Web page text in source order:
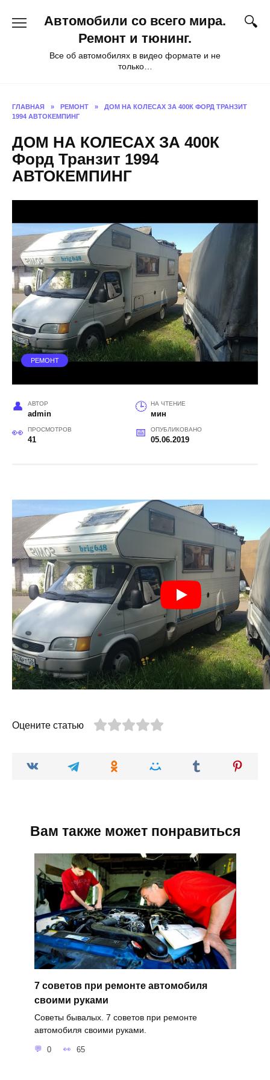
Автомобили со всего мира.
Ремонт и тюнинг.
Все об автомобилях в видео формате и не
только…
ГЛАВНАЯ » РЕМОНТ »
ДОМ НА КОЛЕСАХ ЗА 400К ФОРД ТРАНЗИТ
1994 АВТОКЕМПИНГ
ДОМ НА КОЛЕСАХ ЗА 400К
Форд Транзит 1994
АВТОКЕМПИНГ
РЕМОНТ
АВТОР
admin
НА ЧТЕНИЕ
мин
ПРОСМОТРОВ
41
ОПУБЛИКОВАНО
05.06.2019
Оцените статью
Вам также может понравиться
7 советов при ремонте автомобиля
своими руками
Советы бывалых. 7 советов при ремонте
автомобиля своими руками.
0 65